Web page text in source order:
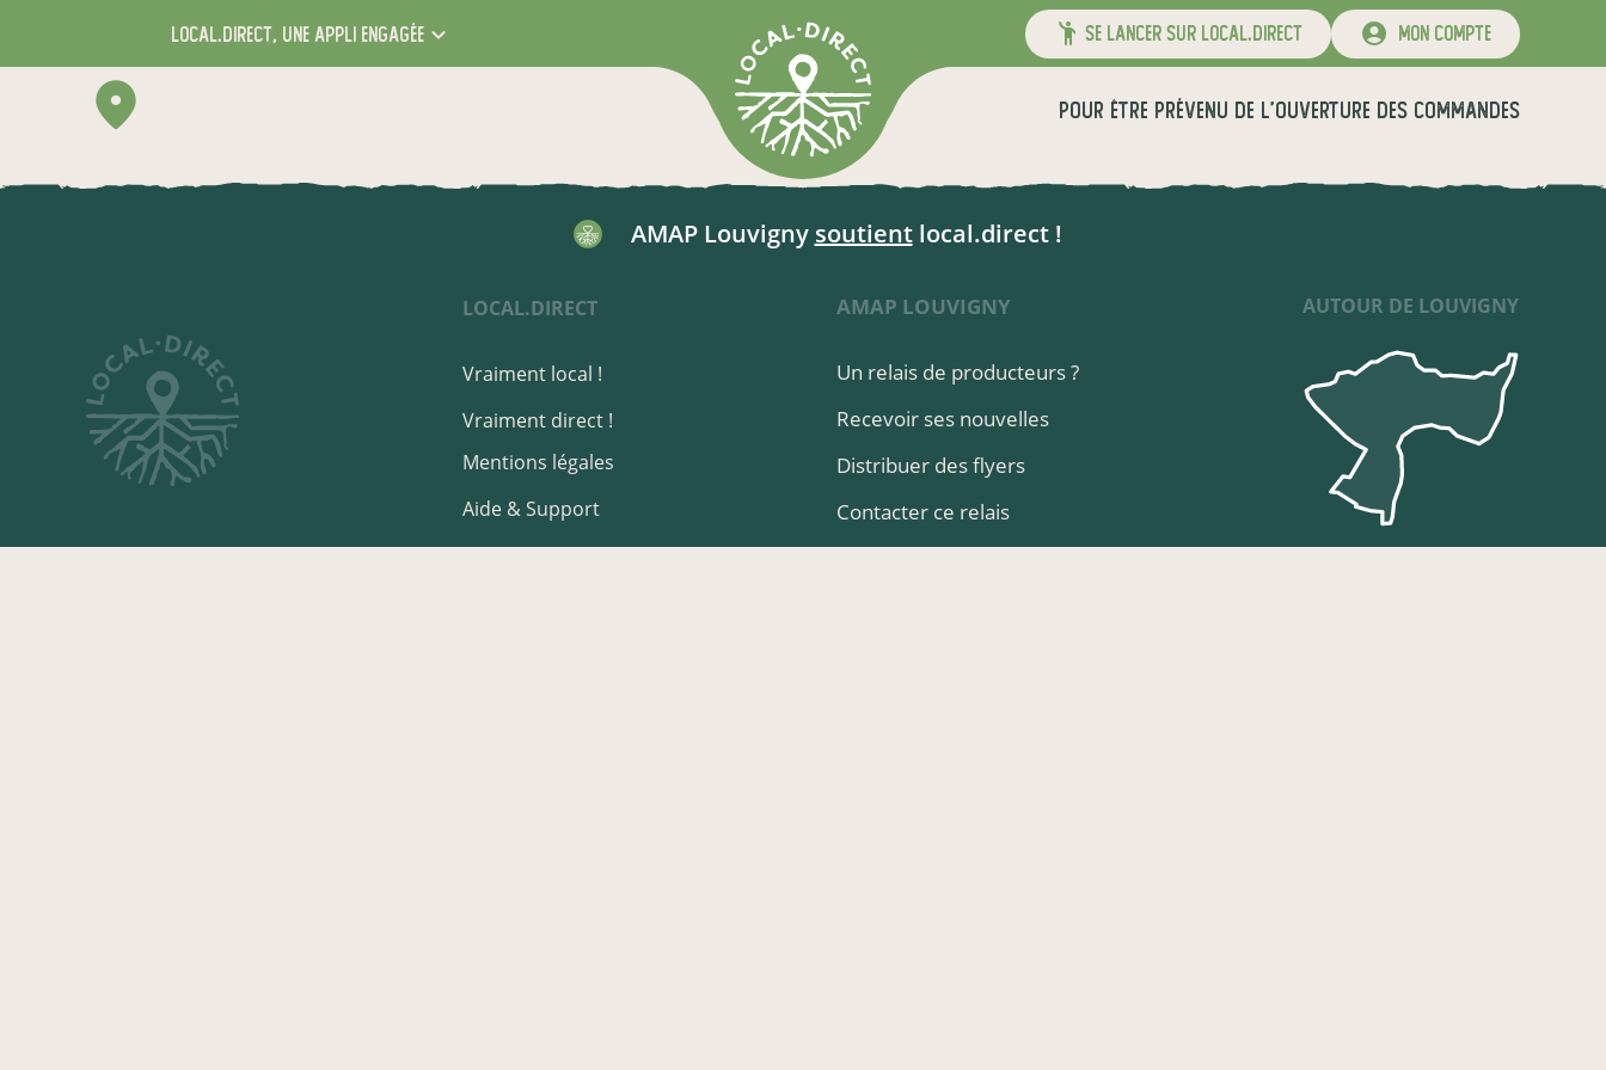
local.direct, une appli engagée se lancer sur local.direct mon compte
POUR ÊTRE PRÉVENU DE L'OUVERTURE DES COMMANDES
AMAP Louvigny soutientlocal.direct !
LOCAL.DIRECT
Vraiment local !
Vraiment direct !
Mentions légales
Aide & Support
AMAP LOUVIGNY
Un relais de producteurs ?
Recevoir ses nouvelles
Distribuer des flyers
Contacter ce relais
AUTOUR DE LOUVIGNY